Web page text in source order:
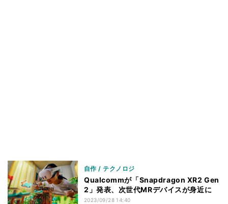
自作 / テクノロジ
Qualcommが「Snapdragon XR2 Gen
2」発表、次世代MRデバイスが身近に
2023/09/28 14:40